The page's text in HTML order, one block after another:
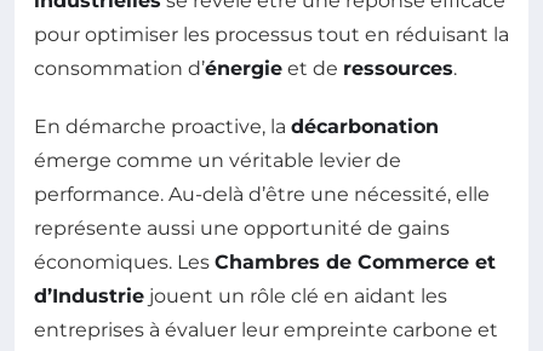
pour optimiser les processus tout en réduisant la
consommation d’énergie et de ressources.
En démarche proactive, la décarbonation
émerge comme un véritable levier de
performance. Au-delà d’être une nécessité, elle
représente aussi une opportunité de gains
économiques. Les Chambres de Commerce et
d’Industrie jouent un rôle clé en aidant les
entreprises à évaluer leur empreinte carbone et